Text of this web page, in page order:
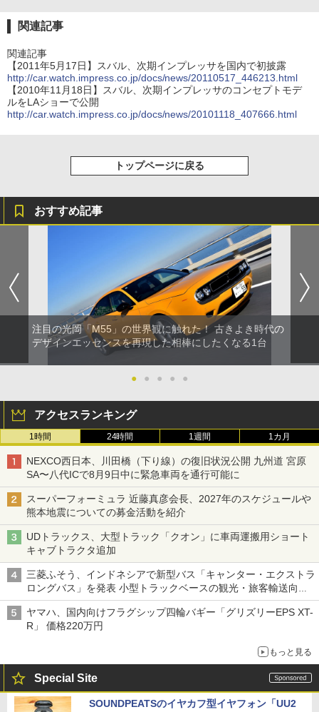
関連記事
関連記事
【2011年5月17日】スバル、次期インプレッサを国内で初披露
http://car.watch.impress.co.jp/docs/news/20110517_446213.html
【2010年11月18日】スバル、次期インプレッサのコンセプトモデ
ルをLAショーで公開
http://car.watch.impress.co.jp/docs/news/20101118_407666.html
トップページに戻る
おすすめ記事
注目の光岡「M55」の世界観に触れた！ 古きよき時代の
デザインエッセンスを再現した相棒にしたくなる1台
● ● ● ● ●
アクセスランキング
1時間 24時間 1週間 1カ月
NEXCO西日本、川田橋（下り線）の復旧状況公開 九州道 宮原
SA〜八代ICで8月9日中に緊急車両を通行可能に
スーパーフォーミュラ 近藤真彦会長、2027年のスケジュールや
熊本地震についての募金活動を紹介
UDトラックス、大型トラック「クオン」に車両運搬用ショート
キャブトラクタ追加
三菱ふそう、インドネシアで新型バス「キャンター・エクストラ
ロングバス」を発表 小型トラックベースの観光・旅客輸送向け
バス
ヤマハ、国内向けフラグシップ四輪バギー「グリズリーEPS XT-
R」 価格220万円
もっと見る
Special Site
SOUNDPEATSのイヤカフ型イヤフォン「UU2